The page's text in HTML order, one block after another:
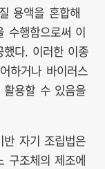
용액을 혼합해
수행함으로써 이
다. 이러한 이종
하거나 바이러스
용할 수 있음을
자기 조립법은
구조체의 제조에